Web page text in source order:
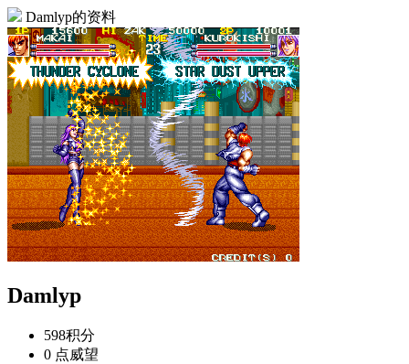
Damlyp的资料
Damlyp
598积分
0 点威望